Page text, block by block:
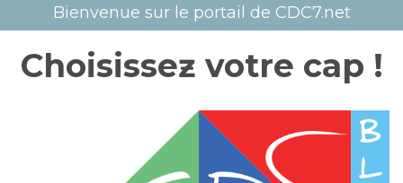
Bienvenue sur le portail de CDC7.net
Choisisseƶ votre cap !